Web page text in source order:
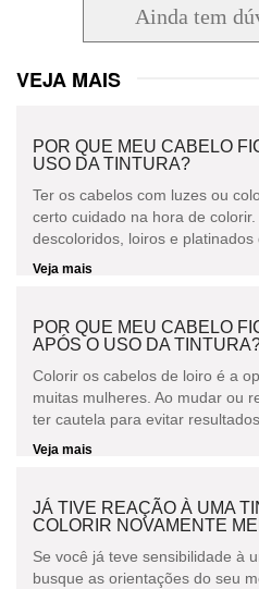
VEJA MAIS
POR QUE MEU CABELO
USO DA TINTURA?
Ter os cabelos com luzes ou
certo cuidado na hora de
descoloridos, loiros e platinados
Veja mais
POR QUE MEU CABELO
APÓS O USO DA
Colorir os cabelos de loiro é a
muitas mulheres. Ao mudar ou
ter cautela para evitar resultados
Veja mais
JÁ TIVE REAÇÃO À UMA
COLORIR NOVAMENTE
Se você já teve sensibilidade à
busque as orientações do seu